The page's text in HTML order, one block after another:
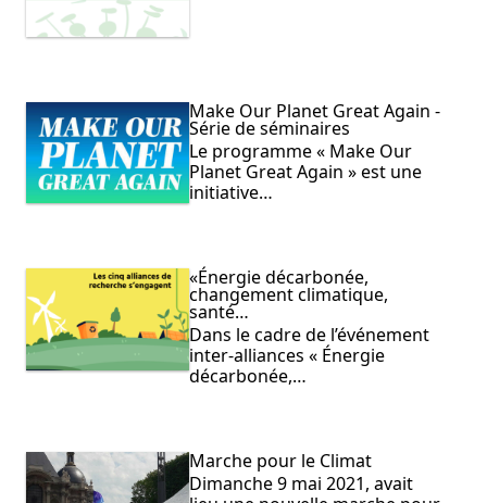
Make Our Planet Great Again -
Série de séminaires
Le programme « Make Our
Planet Great Again » est une
initiative…
«Énergie décarbonée,
changement climatique,
santé…
Dans le cadre de l’événement
inter-alliances « Énergie
décarbonée,…
Marche pour le Climat
Dimanche 9 mai 2021, avait